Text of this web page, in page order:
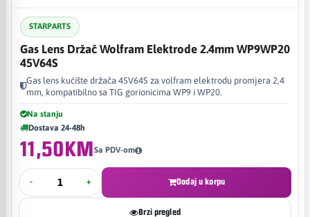
STARPARTS
Gas Lens Držač Wolfram Elektrode 2.4mm WP9WP20
45V64S
Gas lens kućište držača 45V64S za volfram elektrodu promjera 2,4
mm, kompatibilno sa TIG gorionicima WP9 i WP20.
Na stanju
Dostava 24-48h
11,50KMSa PDV-om
- + Dodaj u korpu
Brzi pregled